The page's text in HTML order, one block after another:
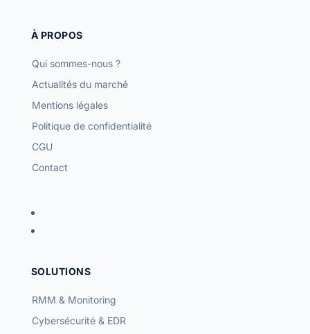
À PROPOS
Qui sommes-nous ?
Actualités du marché
Mentions légales
Politique de confidentialité
CGU
Contact
SOLUTIONS
RMM & Monitoring
Cybersécurité & EDR